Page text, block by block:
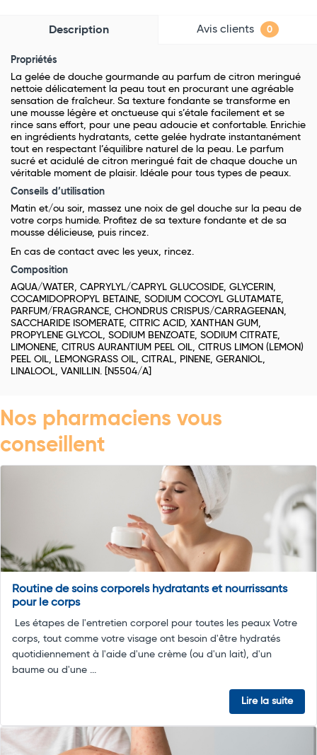
Description Avis clients 0
Propriétés
La gelée de douche gourmande au parfum de citron meringué
nettoie délicatement la peau tout en procurant une agréable
sensation de fraîcheur. Sa texture fondante se transforme en
une mousse légère et onctueuse qui s’étale facilement et se
rince sans effort, pour une peau adoucie et confortable. Enrichie
en ingrédients hydratants, cette gelée hydrate instantanément
tout en respectant l’équilibre naturel de la peau. Le parfum
sucré et acidulé de citron meringué fait de chaque douche un
véritable moment de plaisir. Idéale pour tous types de peaux.
Conseils d’utilisation
Matin et/ou soir, massez une noix de gel douche sur la peau de
votre corps humide. Profitez de sa texture fondante et de sa
mousse délicieuse, puis rincez.
En cas de contact avec les yeux, rincez.
Composition
AQUA/WATER, CAPRYLYL/CAPRYL GLUCOSIDE, GLYCERIN,
COCAMIDOPROPYL BETAINE, SODIUM COCOYL GLUTAMATE,
PARFUM/FRAGRANCE, CHONDRUS CRISPUS/CARRAGEENAN,
SACCHARIDE ISOMERATE, CITRIC ACID, XANTHAN GUM,
PROPYLENE GLYCOL, SODIUM BENZOATE, SODIUM CITRATE,
LIMONENE, CITRUS AURANTIUM PEEL OIL, CITRUS LIMON (LEMON)
PEEL OIL, LEMONGRASS OIL, CITRAL, PINENE, GERANIOL,
LINALOOL, VANILLIN. [N5504/A]
Nos pharmaciens vous
conseillent
Routine de soins corporels hydratants et nourrissants
pour le corps
Les étapes de l'entretien corporel pour toutes les peaux Votre
corps, tout comme votre visage ont besoin d'être hydratés
quotidiennement à l'aide d'une crème (ou d'un lait), d'un
baume ou d'une ...
Lire la suite